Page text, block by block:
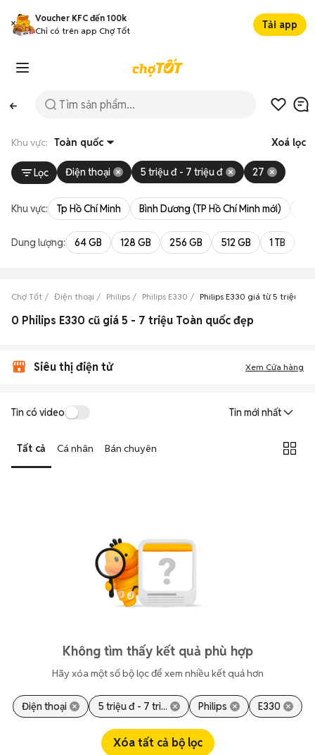
Voucher KFC đến 100k
Chỉ có trên app Chợ Tốt
Tải app
Khu vực: Toàn quốc Xoá lọc
Lọc Điện thoại 5 triệu đ - 7 triệu đ 27
Khu vực: Tp Hồ Chí Minh Bình Dương (TP Hồ Chí Minh mới)
Dung lượng: 64 GB 128 GB 256 GB 512 GB 1 TB
Chợ Tốt Điện thoại Philips Philips E330 Philips E330 giá từ 5 triệu
0 Philips E330 cũ giá 5 - 7 triệu Toàn quốc đẹp
Siêu thị điện tử Xem Cửa hàng
Tin có video Tin mới nhất
Tất cả Cá nhân Bán chuyên
Không tìm thấy kết quả phù hợp
Hãy xóa một số bộ lọc để xem nhiều kết quả hơn
Điện thoại 5 triệu đ - 7 tri... Philips E330
Xóa tất cả bộ lọc